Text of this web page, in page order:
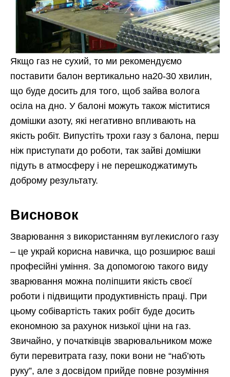
Якщо газ не сухий, то ми рекомендуємо
поставити балон вертикально на20-30 хвилин,
що буде досить для того, щоб зайва волога
осіла на дно. У балоні можуть також міститися
домішки азоту, які негативно впливають на
якість робіт. Випустіть трохи газу з балона, перш
ніж приступати до роботи, так зайві домішки
підуть в атмосферу і не перешкоджатимуть
доброму результату.
Висновок
Зварювання з використанням вуглекислого газу
– це украй корисна навичка, що розширює ваші
професійні уміння. За допомогою такого виду
зварювання можна поліпшити якість своєї
роботи і підвищити продуктивність праці. При
цьому собівартість таких робіт буде досить
економною за рахунок низької ціни на газ.
Звичайно, у початківців зварювальником може
бути перевитрата газу, поки вони не “наб’ють
руку”, але з досвідом прийде повне розуміння